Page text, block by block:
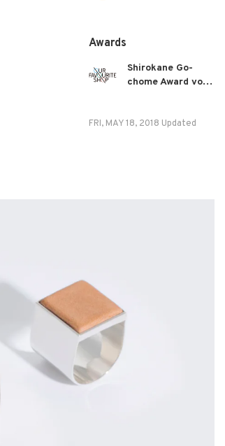
Awards
Shirokane Go-
chome Award vol 1.
FRI, MAY 18, 2018 Updated